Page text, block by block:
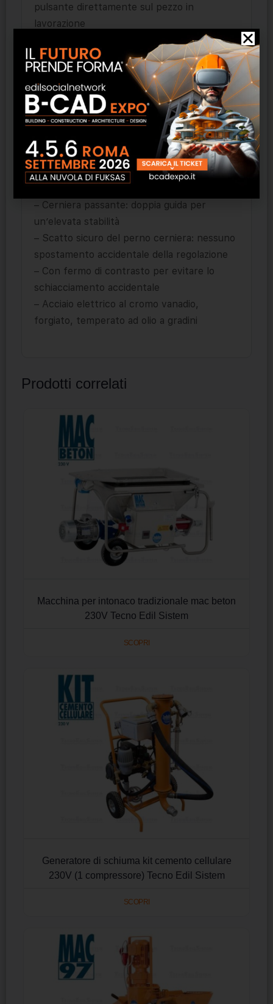
pulsante direttamente sul pezzo in
lavorazione
– Regolazione fine, permette di adattarsi ai
pezzi da stringere anche nelle forme più
diverse e di trovare la posizione dei manici
ottimale per la mano
– Autoserrante per tubi e dadi: nessuno
slittamento sul pezzo da stringere e minimo
sforzo di lavoro
– Superfici delle ganasce con denti trattati
con speciale tempera, durezza dei denti ca.
– Cerniera passante: doppia guida per
un’elevata stabilità
– Scatto sicuro del perno cerniera: nessuno
spostamento accidentale della regolazione
– Con fermo di contrasto per evitare lo
schiacciamento accidentale
– Acciaio elettrico al cromo vanadio,
forgiato, temperato ad olio a gradini
Prodotti correlati
Macchina per intonaco tradizionale mac beton
230V Tecno Edil Sistem
SCOPRI
Generatore di schiuma kit cemento cellulare
230V (1 compressore) Tecno Edil Sistem
SCOPRI